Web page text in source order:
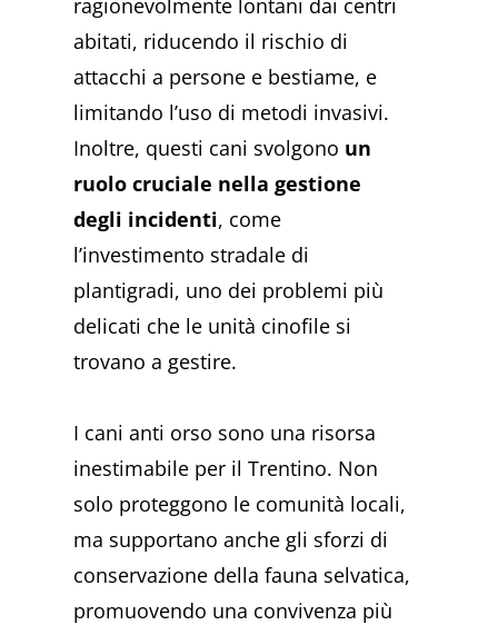
ragionevolmente lontani dai centri
abitati, riducendo il rischio di
attacchi a persone e bestiame, e
limitando l’uso di metodi invasivi.
Inoltre, questi cani svolgono un
ruolo cruciale nella gestione
degli incidenti, come
l’investimento stradale di
plantigradi, uno dei problemi più
delicati che le unità cinofile si
trovano a gestire.
I cani anti orso sono una risorsa
inestimabile per il Trentino. Non
solo proteggono le comunità locali,
ma supportano anche gli sforzi di
conservazione della fauna selvatica,
promuovendo una convivenza più